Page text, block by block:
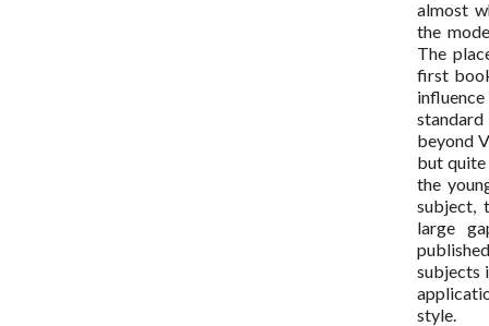
almost
the
The
first
beyond
but quite
the
subject,
large
subjects
style.